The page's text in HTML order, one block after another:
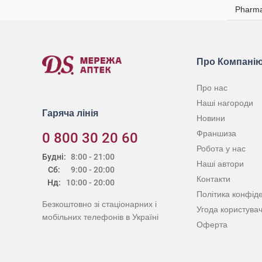
Гаряча лінія
0 800 30 20 60
Будні:
Сб:
Нд:
8:00 - 21:00
9:00 - 20:00
10:00 - 20:00
Безкоштовно зі стаціонарних і
мобільних телефонів в Україні
Про
Про нас
Наші нагороди
Новини
Франшиза
Робота у нас
Наші автори
Контакти
Політика
Угода
Оферта